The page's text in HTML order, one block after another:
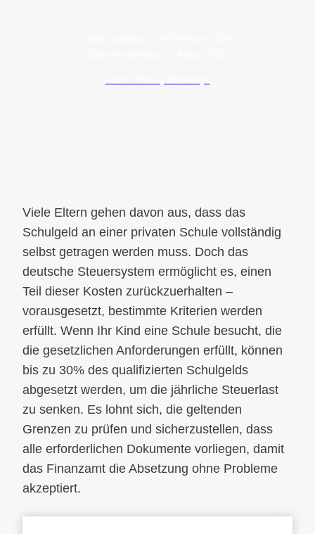
Viele Eltern gehen davon aus, dass das
Schulgeld an einer privaten Schule vollständig
selbst getragen werden muss. Doch das
deutsche Steuersystem ermöglicht es, einen
Teil dieser Kosten zurückzuerhalten –
vorausgesetzt, bestimmte Kriterien werden
erfüllt. Wenn Ihr Kind eine Schule besucht, die
die gesetzlichen Anforderungen erfüllt, können
bis zu 30% des qualifizierten Schulgelds
abgesetzt werden, um die jährliche Steuerlast
zu senken. Es lohnt sich, die geltenden
Grenzen zu prüfen und sicherzustellen, dass
alle erforderlichen Dokumente vorliegen, damit
das Finanzamt die Absetzung ohne Probleme
akzeptiert.